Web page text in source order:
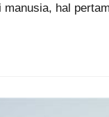
manusia, hal